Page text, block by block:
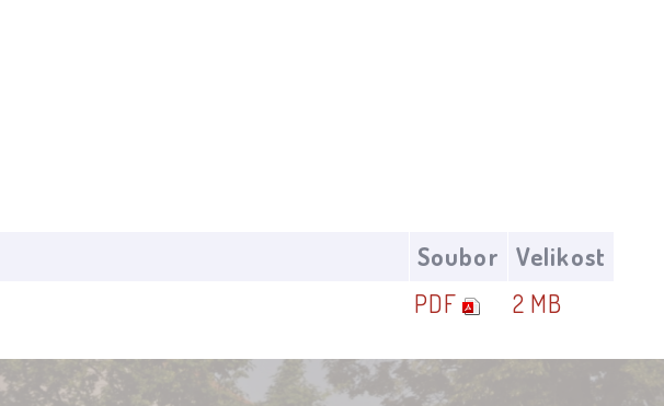
Soubor
Velikost
PDF 2 MB